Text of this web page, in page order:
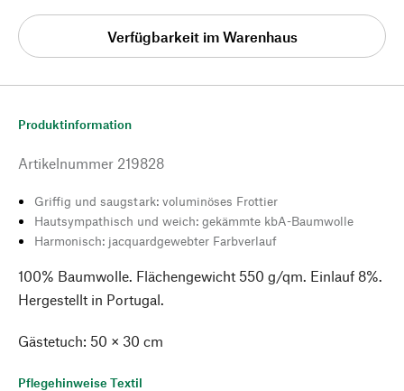
Verfügbarkeit im Warenhaus
Produktinformation
Artikelnummer 219828
Griffig und saugstark: voluminöses Frottier
Hautsympathisch und weich: gekämmte kbA-Baumwolle
Harmonisch: jacquardgewebter Farbverlauf
100% Baumwolle. Flächengewicht 550 g/qm. Einlauf 8%.
Hergestellt in Portugal.
Gästetuch: 50 × 30 cm
Pflegehinweise Textil